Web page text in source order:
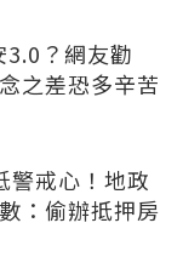
？網友勸
之差恐多辛苦
警戒心！地政
：偷辦抵押房